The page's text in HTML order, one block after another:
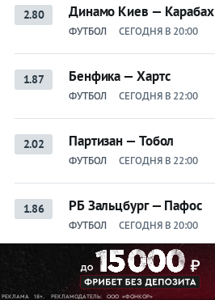
2.80 Динамо Киев — Карабах
ФУТБОЛ СЕГОДНЯ В 20:00
1.87 Бенфика — Хартс
ФУТБОЛ СЕГОДНЯ В 22:00
2.02 Партизан — Тобол
ФУТБОЛ СЕГОДНЯ В 22:00
1.86 РБ Зальцбург — Пафос
ФУТБОЛ СЕГОДНЯ В 20:00
Калинская — Шнайдер
ТЕННИС СЕГОДНЯ В 18:00